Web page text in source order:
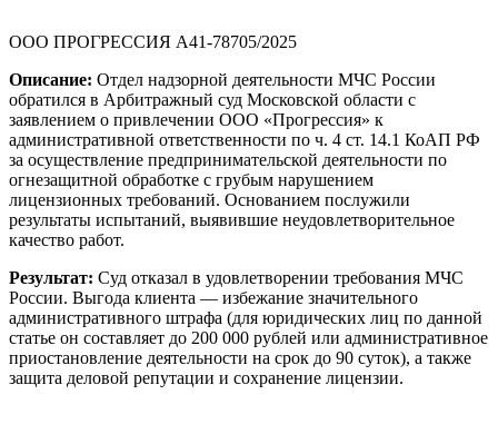
ООО ПРОГРЕССИЯ А41-78705/2025
Описание: Отдел надзорной деятельности МЧС России
обратился в Арбитражный суд Московской области с
заявлением о привлечении ООО «Прогрессия» к
административной ответственности по ч. 4 ст. 14.1 КоАП РФ
за осуществление предпринимательской деятельности по
огнезащитной обработке с грубым нарушением
лицензионных требований. Основанием послужили
результаты испытаний, выявившие неудовлетворительное
качество работ.
Результат: Суд отказал в удовлетворении требования МЧС
России. Выгода клиента — избежание значительного
административного штрафа (для юридических лиц по данной
статье он составляет до 200 000 рублей или административное
приостановление деятельности на срок до 90 суток), а также
защита деловой репутации и сохранение лицензии.